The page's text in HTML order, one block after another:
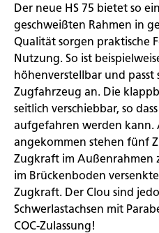
Der neue HS 75 bietet so
geschweißten Rahmen in
Qualität sorgen praktische
Nutzung. So ist
höhenverstellbar und passt
Zugfahrzeug an. Die
seitlich verschiebbar, so
aufgefahren werden kann.
angekommen stehen fünf
Zugkraft im Außenrahmen
im Brückenboden
Zugkraft. Der Clou sind
Schwerlastachsen mit
COC-Zulassung!